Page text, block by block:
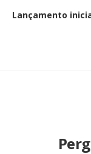
Lançamento